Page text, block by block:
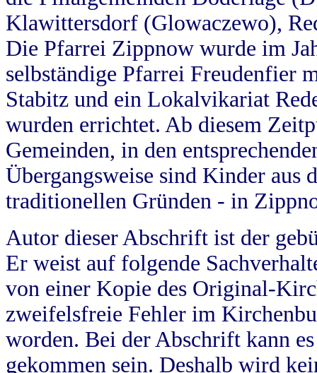
Klawittersdorf (Glowaczewo),
Die Pfarrei Zippnow wurde im
selbständige Pfarrei Freudenfier
Stabitz und ein Lokalvikariat
wurden errichtet. Ab diesem
Gemeinden, in den
Übergangsweise sind Kinder aus
traditionellen Gründen - in
Autor dieser Abschrift ist der
Er weist auf folgende
von einer Kopie des Original-
zweifelsfreie Fehler im
worden. Bei der Abschrift kann
gekommen sein. Deshalb wird